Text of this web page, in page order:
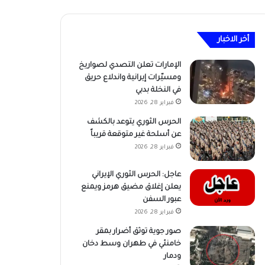
أخر الاخبار
الإمارات تعلن التصدي لصواريخ
ومسيّرات إيرانية واندلاع حريق
في النخلة بدبي
فبراير 28, 2026
الحرس الثوري يتوعد بالكشف
عن أسلحة غير متوقعة قريباً
فبراير 28, 2026
عاجل: الحرس الثوري الإيراني
يعلن إغلاق مضيق هرمز ويمنع
عبور السفن
فبراير 28, 2026
صور جوية توثق أضرار بمقر
خامنئي في طهران وسط دخان
ودمار